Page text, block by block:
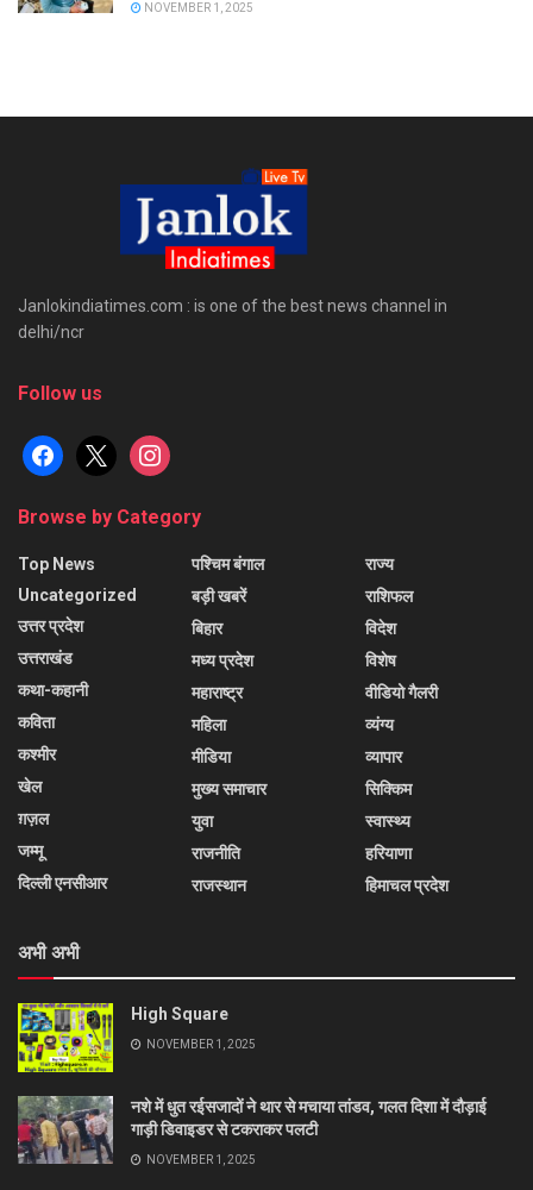
NOVEMBER 1, 2025
Janlokindiatimes.com : is one of the best news channel in
delhi/ncr
Follow us
facebook
x instagram
Browse by Category
Top News
Uncategorized
उत्तर प्रदेश
उत्तराखंड
कथा-कहानी
कविता
कश्मीर
खेल
ग़ज़ल
जम्मू
दिल्ली एनसीआर
पश्चिम बंगाल
बड़ी खबरें
बिहार
मध्य प्रदेश
महाराष्ट्र
महिला
मीडिया
मुख्य समाचार
युवा
राजनीति
राजस्थान
राज्य
राशिफल
विदेश
विशेष
वीडियो गैलरी
व्यंग्य
व्यापार
सिक्किम
स्वास्थ्य
हरियाणा
हिमाचल प्रदेश
अभी अभी
High Square
NOVEMBER 1, 2025
नशे में धुत रईसजादों ने थार से मचाया तांडव, गलत दिशा में दौड़ाई
गाड़ी डिवाइडर से टकराकर पलटी
NOVEMBER 1, 2025